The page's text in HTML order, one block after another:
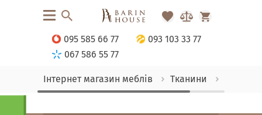
095 585 66 77
093 103 33 77
067 586 55 77
Інтернет магазин меблів Тканини